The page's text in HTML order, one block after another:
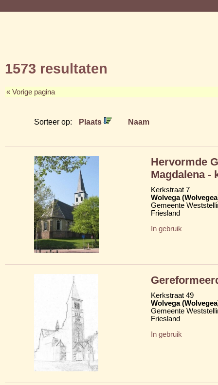
1573 resultaten
« Vorige pagina
Sorteer op: Plaats Naam
Hervormde
Magdalena -
Kerkstraat 7
Wolvega
Gemeente
Friesland
In gebruik
Kerkstraat 49
Wolvega
Gemeente
Friesland
In gebruik